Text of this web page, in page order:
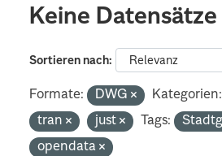
Keine
Sortieren nach
Formate: DWG Kategorien:
tran
just Tags:
opendata